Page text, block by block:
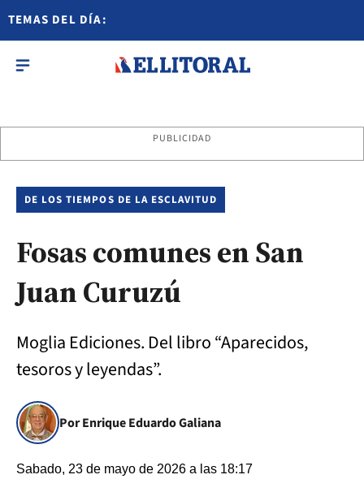
TEMAS DEL DÍA:
PUBLICIDAD
DE LOS TIEMPOS DE LA ESCLAVITUD
Fosas comunes en San
Juan Curuzú
Moglia Ediciones. Del libro “Aparecidos,
tesoros y leyendas”.
Por Enrique Eduardo Galiana
Sabado, 23 de mayo de 2026 a las 18:17